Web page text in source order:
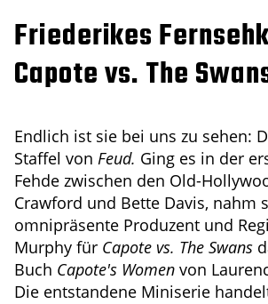
Friederikes
Capote vs. The
Endlich ist sie bei uns zu sehen:
Staffel von Feud. Ging es in der
Fehde zwischen den Old-
Crawford und Bette Davis, nahm
omnipräsente Produzent und
Murphy für Capote vs. The Swans
Buch Capote's Women von
Die entstandene Miniserie